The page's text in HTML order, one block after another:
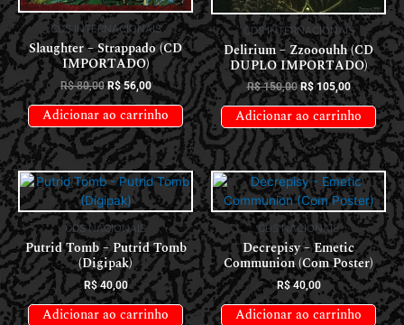
CDS INTERNACIONAIS
Slaughter – Strappado (CD
IMPORTADO)
R$80,00 R$56,00
Adicionar ao carrinho
CDS INTERNACIONAIS
Delirium – Zzooouhh (CD
DUPLO IMPORTADO)
R$150,00 R$105,00
Adicionar ao carrinho
CDS NACIONAIS
Putrid Tomb – Putrid Tomb
(Digipak)
R$40,00
Adicionar ao carrinho
CDS NACIONAIS
Decrepisy – Emetic
Communion (Com Poster)
R$40,00
Adicionar ao carrinho